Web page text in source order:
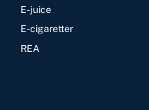
E-juice
E-cigaretter
REA